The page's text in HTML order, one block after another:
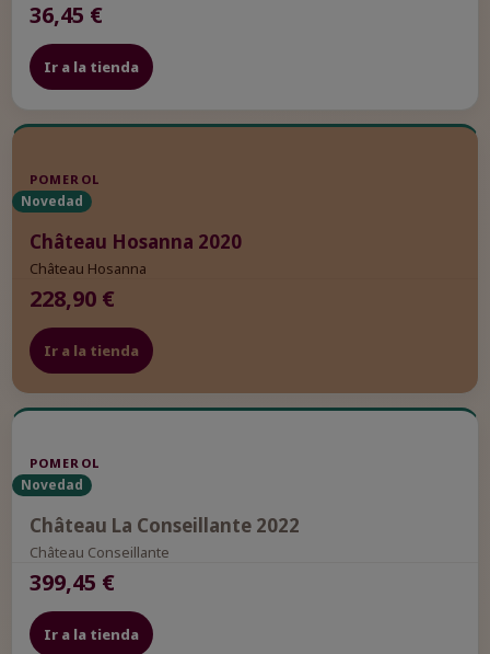
36,45 €
Ir a la tienda
POMEROL
Novedad
Château Hosanna 2020
Château Hosanna
228,90 €
Ir a la tienda
POMEROL
Novedad
Château La Conseillante 2022
Château Conseillante
399,45 €
Ir a la tienda